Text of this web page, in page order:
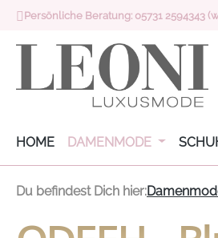
Hauptinhalt springen
Zur Suche springen
Zur Hauptnavigation springen
Persönliche Beratung: 05731 2594343
HOME DAMENMODE
Du befindest Dich hier: